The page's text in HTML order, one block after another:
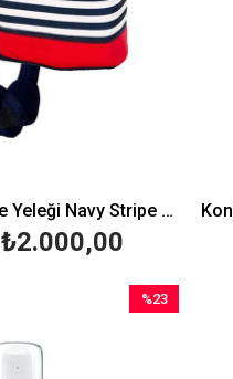
Konfidence Yüzme Yeleği Navy Stripe Large 3-6 Yaş (19-30 Kg)
₺2.000,00
%23